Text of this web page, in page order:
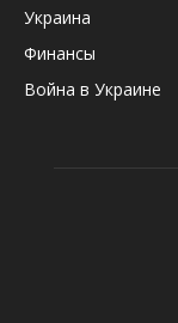
Украина
Финансы
Война в Украине